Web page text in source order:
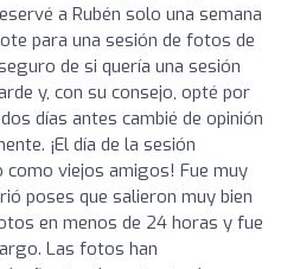
a Rubén solo una semana
para una sesión de fotos de
de si quería una sesión
y, con su consejo, opté por
días antes cambié de opinión
¡El día de la sesión
viejos amigos! Fue muy
poses que salieron muy bien
en menos de 24 horas y fue
Las fotos han